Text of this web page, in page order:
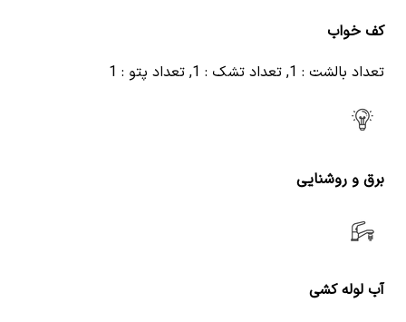
کف خواب
تعداد بالشت : 1, تعداد تشک : 1, تعداد پتو : 1
برق و روشنایی
آب لوله کشی